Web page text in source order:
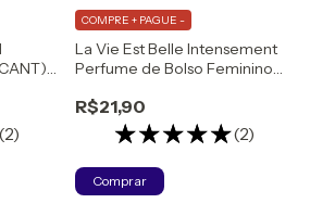
(2)
La Vie Est Belle Intensement
Perfume de Bolso Feminino
R$21,90
(2)
COMPRE + PAGUE -
Comprar